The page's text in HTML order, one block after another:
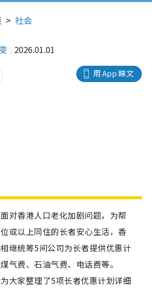
社会
2026.01.01
用 App 睇文
对香港人口老化加剧问题，为帮
或以上同住的长者安心生活，香
继统筹5间公司为长者提供优惠计
气费、石油气费、电话费等。
为大家整理了5项长者优惠计划详细